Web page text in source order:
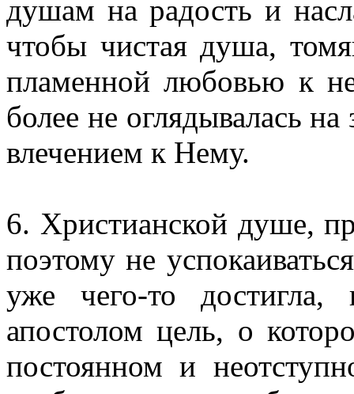
душам на радость и
чтобы чистая душа,
пламенной любовью к
более не оглядывалась
влечением к Нему.
6. Христианской душе,
поэтому не
уже чего-то
апостолом цель, о
постоянном и